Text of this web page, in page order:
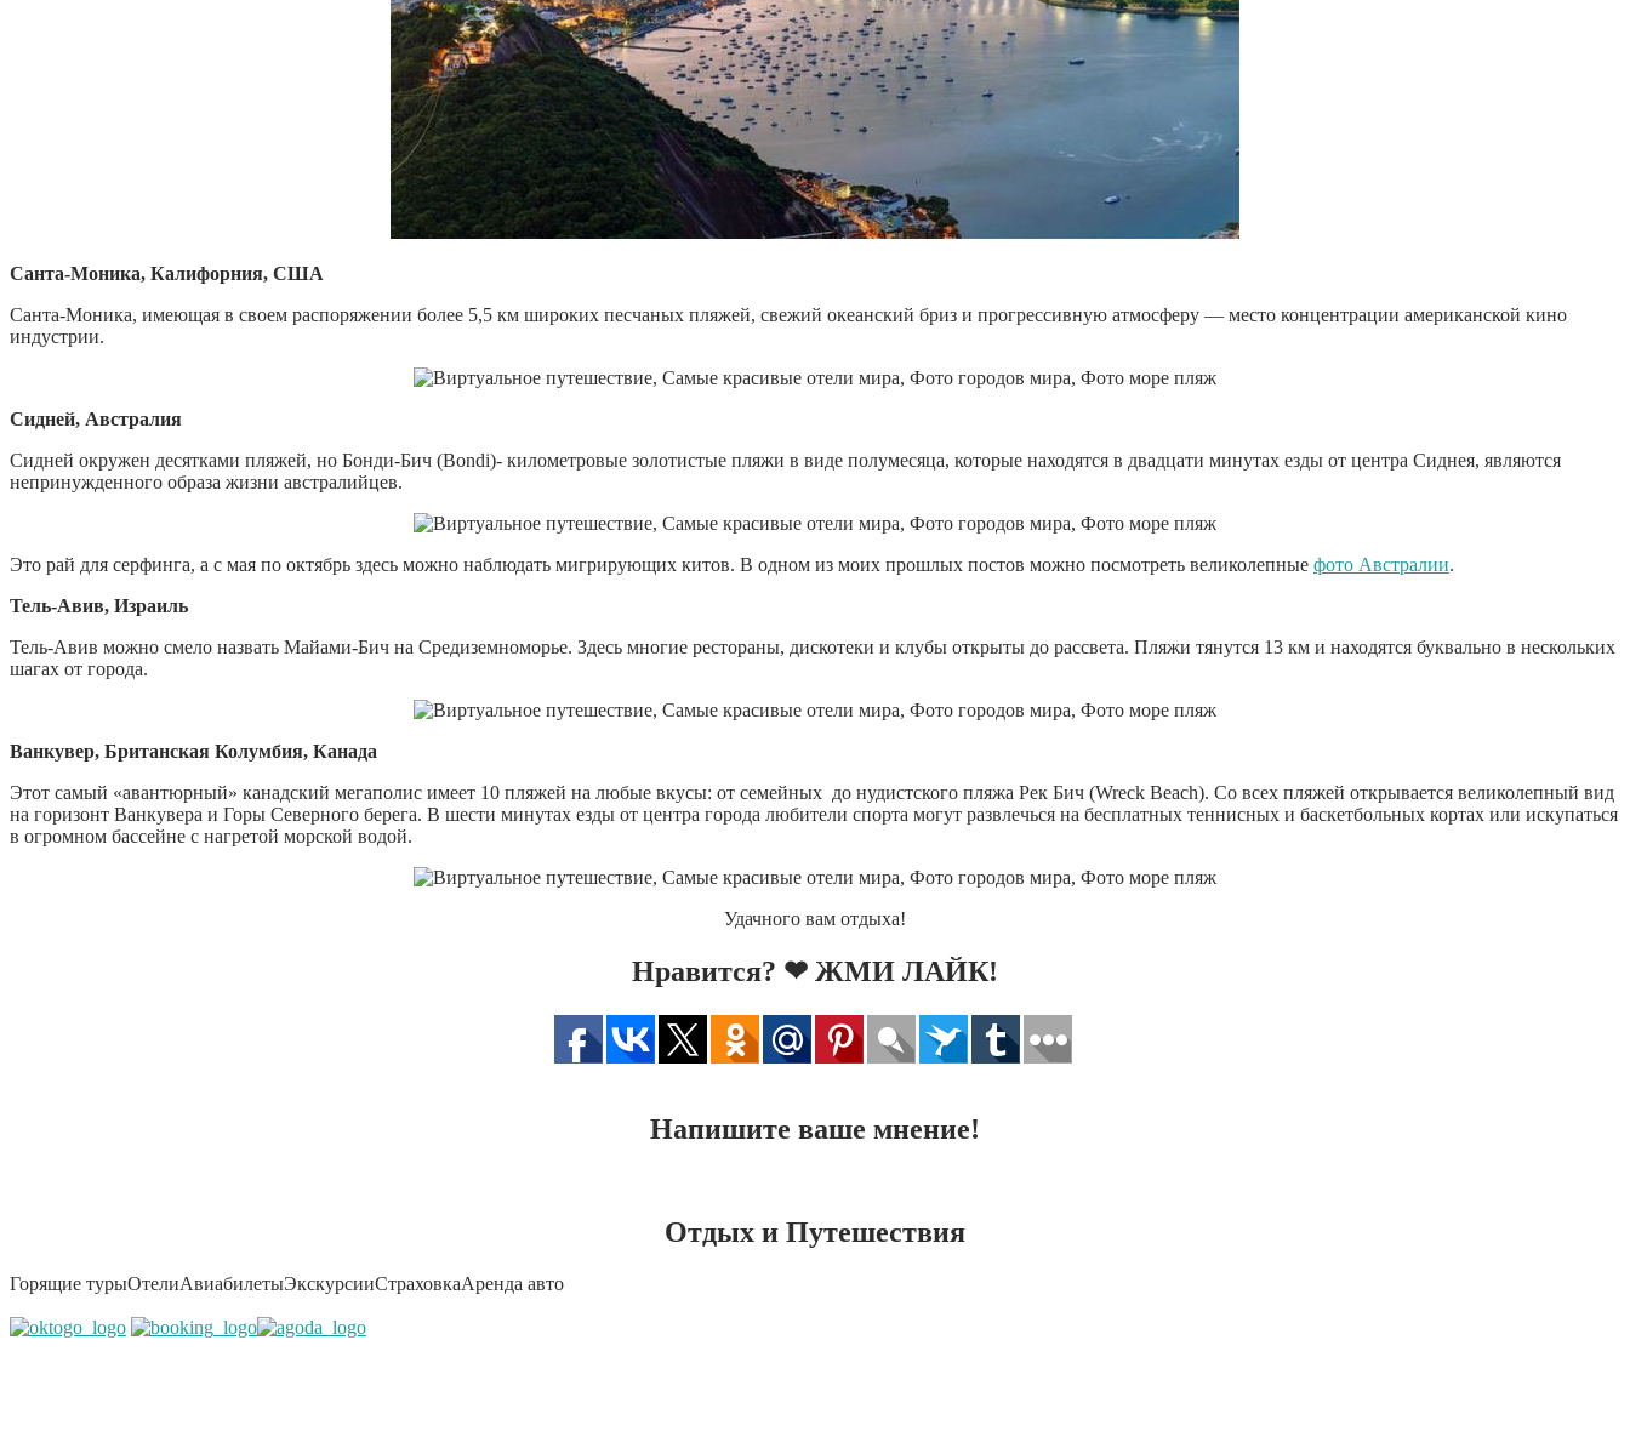
Санта-Моника, Калифорния, США
Санта-Моника, имеющая в своем распоряжении более 5,5 км широких песчаных пляжей, свежий океанский бриз и прогрессивную атмосферу — место концентрации американской кино
индустрии.
Сидней, Австралия
Сидней окружен десятками пляжей, но Бонди-Бич (Bondi)- километровые золотистые пляжи в виде полумесяца, которые находятся в двадцати минутах езды от центра Сиднея, являются
непринужденного образа жизни австралийцев.
Это рай для серфинга, а с мая по октябрь здесь можно наблюдать мигрирующих китов. В одном из моих прошлых постов можно посмотреть великолепные фото Австралии.
Тель-Авив, Израиль
Тель-Авив можно смело назвать Майами-Бич на Средиземноморье. Здесь многие рестораны, дискотеки и клубы открыты до рассвета. Пляжи тянутся 13 км и находятся буквально в нескольких
шагах от города.
Ванкувер, Британская Колумбия, Канада
Этот самый «авантюрный» канадский мегаполис имеет 10 пляжей на любые вкусы: от семейных до нудистского пляжа Рек Бич (Wreck Beach). Со всех пляжей открывается великолепный вид
на горизонт Ванкувера и Горы Северного берега. В шести минутах езды от центра города любители спорта могут развлечься на бесплатных теннисных и баскетбольных кортах или искупаться
в огромном бассейне с нагретой морской водой.
Удачного вам отдыха!
Нравится? ❤ ЖМИ ЛАЙК!
Напишите ваше мнение!
Отдых и Путешествия
Горящие турыОтелиАвиабилетыЭкскурсииСтраховкаАренда авто